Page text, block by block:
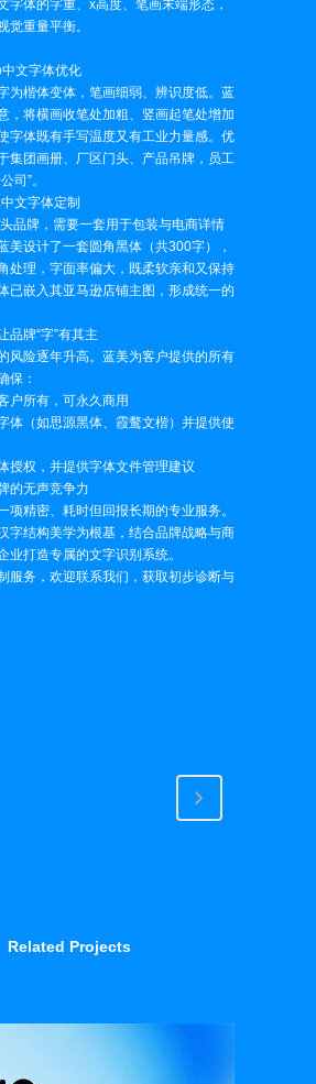
字体的字重、x高度、笔画末端形态，
觉重量平衡。
文字体优化
为楷体变体，笔画细弱、辨识度低。蓝
，将横画收笔处加粗、竖画起笔处增加
字体既有手写温度又有工业力量感。优
集团画册、厂区门头、产品吊牌，员工
司”。
文字体定制
品牌，需要一套用于包装与电商详情
美设计了一套圆角黑体（共300字），
处理，字面率偏大，既柔软亲和又保持
已嵌入其亚马逊店铺主图，形成统一的
品牌“字”有其主
风险逐年升高。蓝美为客户提供的所有
保：
户所有，可永久商用
体（如思源黑体、霞鹜文楷）并提供使
授权，并提供字体文件管理建议
的无声竞争力
项精密、耗时但回报长期的专业服务。
字结构美学为根基，结合品牌战略与商
业打造专属的文字识别系统。
服务，欢迎联系我们，获取初步诊断与
Related Projects